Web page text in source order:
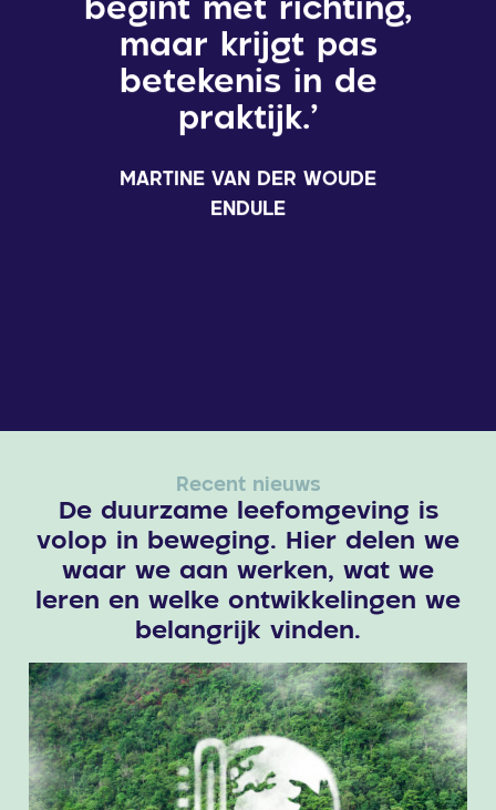
begint met richting,
maar krijgt pas
betekenis in de
praktijk.’
MARTINE VAN DER WOUDE
ENDULE
Recent nieuws
De duurzame leefomgeving is
volop in beweging. Hier delen we
waar we aan werken, wat we
leren en welke ontwikkelingen we
belangrijk vinden.